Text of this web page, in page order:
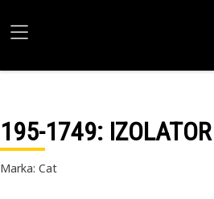
195-1749: IZOLATOR
Marka: Cat